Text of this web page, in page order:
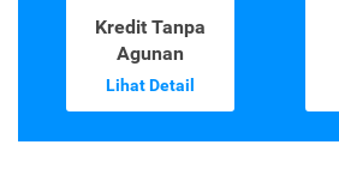
Kredit Tanpa
Agunan
Lihat Detail